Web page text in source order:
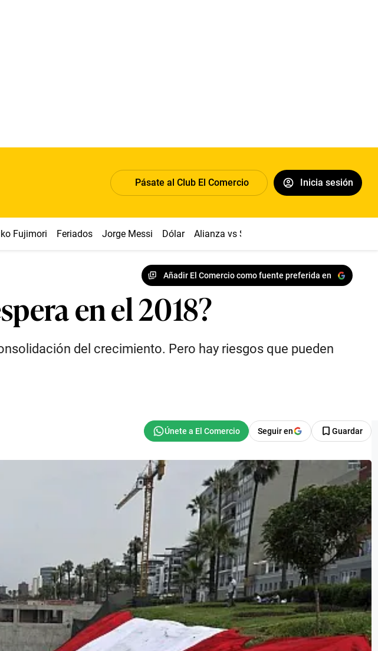
Pásate al Club El Comercio Inicia sesión
Fujimori Feriados Jorge Messi Dólar Alianza vs Sport Boys
Añadir El Comercio como fuente preferida en
en el 2018?
del crecimiento. Pero hay riesgos que pueden
Seguir en Guardar